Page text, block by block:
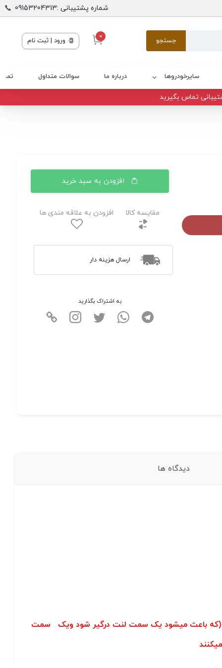
شماره پشتیبانی :09153204313
جستجو 0 ورود | ثبت نام
سایرخودروها درباره ما سوالات متداول
تماس بگیرید
افزودن به سبد خرید
مقایسه کالا افزودن به علاقه مندی ها
ارسال هزینه دار
به اشتراک بگذارید
دیدگاه ها
(که باعث میشود یک سمت لنت درگیر شود ویک سمت